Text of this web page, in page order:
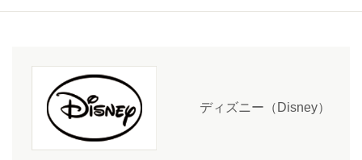
ディズニー（Disney）